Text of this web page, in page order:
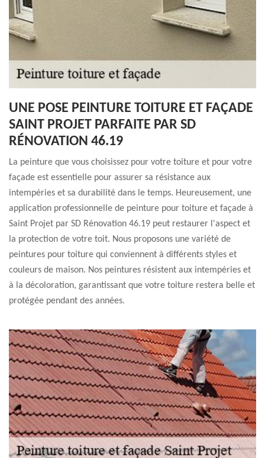
UNE POSE PEINTURE TOITURE ET FAÇADE
SAINT PROJET PARFAITE PAR SD
RÉNOVATION 46.19
La peinture que vous choisissez pour votre toiture et pour votre
façade est essentielle pour assurer sa résistance aux
intempéries et sa durabilité dans le temps. Heureusement, une
application professionnelle de peinture pour toiture et façade à
Saint Projet par SD Rénovation 46.19 peut restaurer l'aspect et
la protection de votre toit. Nous proposons une variété de
peintures pour toiture qui conviennent à différents styles et
couleurs de maison. Nos peintures résistent aux intempéries et
à la décoloration, garantissant que votre toiture restera belle et
protégée pendant des années.